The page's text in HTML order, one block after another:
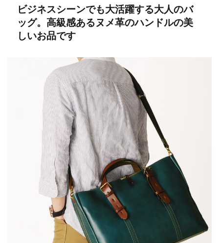
ビジネスシーンでも大活躍する大人のバ
ッグ。高級感あるヌメ革のハンドルの美
しいお品です